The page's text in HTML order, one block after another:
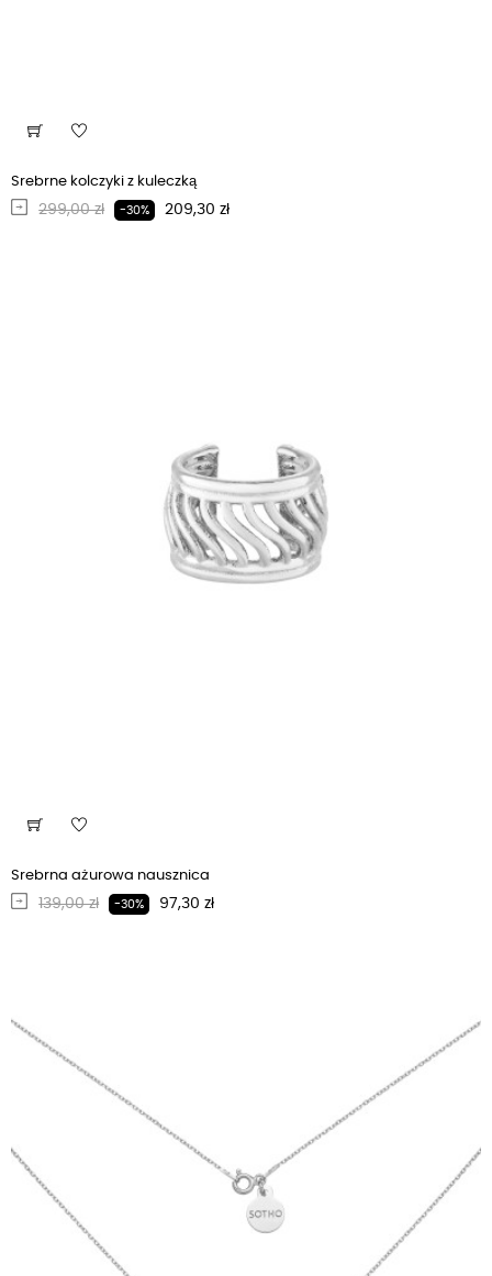
Srebrne kolczyki z kuleczką
Regularna cena
299,00 zł -30% Cena
209,30 zł
Srebrna ażurowa nausznica
Regularna cena
139,00 zł -30% Cena
97,30 zł